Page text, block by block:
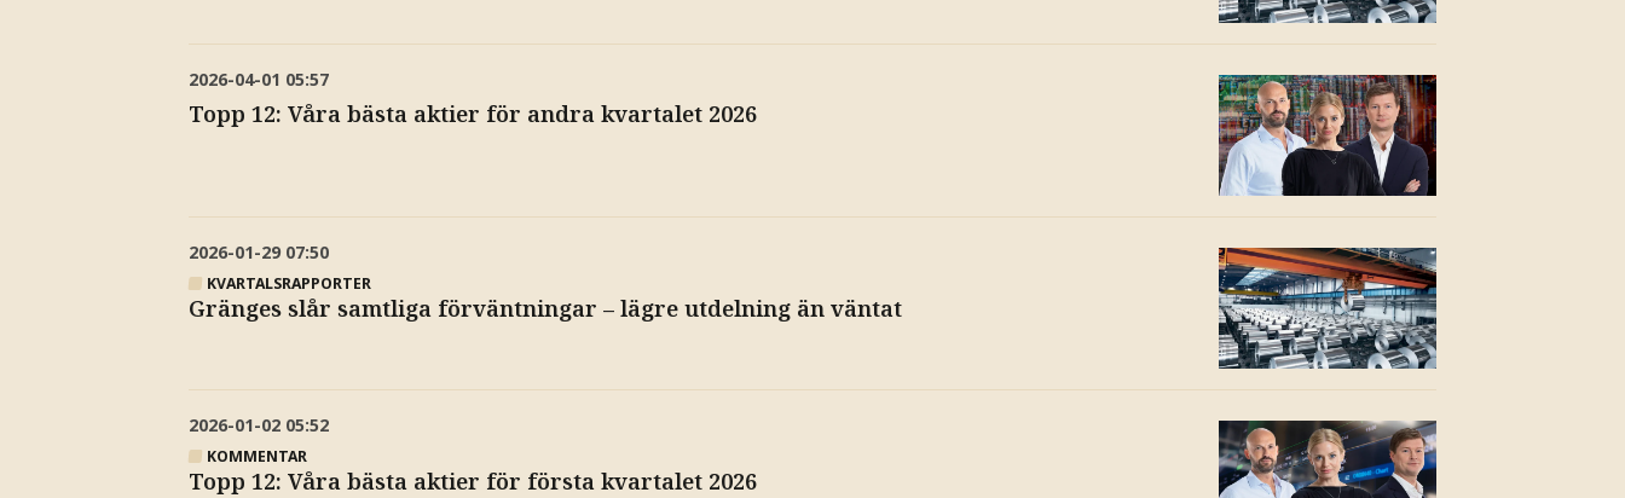
2026-04-01 05:57
Topp 12: Våra bästa aktier för andra kvartalet 2026
2026-01-29 07:50
KVARTALSRAPPORTER
Gränges slår samtliga förväntningar – lägre utdelning än väntat
2026-01-02 05:52
KOMMENTAR
Topp 12: Våra bästa aktier för första kvartalet 2026